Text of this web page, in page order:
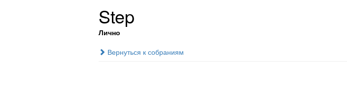
Step
Лично
Вернуться к собраниям